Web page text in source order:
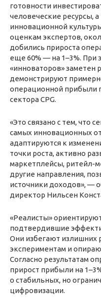
готовности
человеческие ресурсы,
инновационной
оценкам экспертов,
добились прироста
еще 60% — на 1–3%. При
«инноваторов» заметен
демонстрируют
операционной прибыли
сектора CPG.
«Это связано с тем, что
самых инновационных
адаптируются к
точки роста, активно
маркетплейсы, ритейл-
другие направления,
источники доходов», —
директор Нильсен
«Реалисты»
подтвердившие
Они избегают излишних
экспериментам и
Согласно результатам
прирост прибыли на
о стабильных, но
цифровизации.